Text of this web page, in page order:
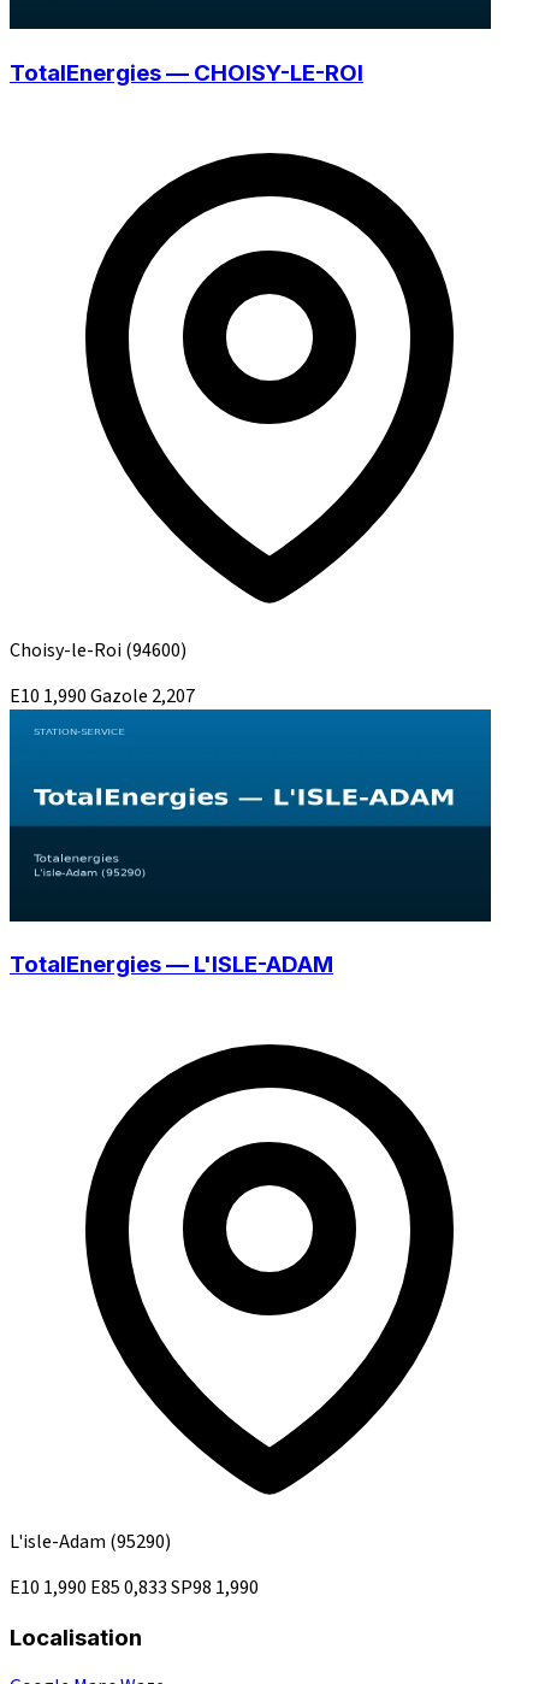
TotalEnergies — CHOISY-LE-ROI
Choisy-le-Roi(94600)
E10 1,990Gazole 2,207
TotalEnergies — L'ISLE-ADAM
L'isle-Adam (95290)
E10 1,990 E850,833SP98 1,990
Localisation